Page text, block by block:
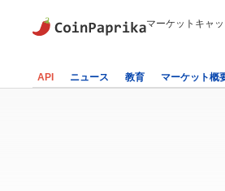
マーケットキャ
API ニュース 教育 マーケット概